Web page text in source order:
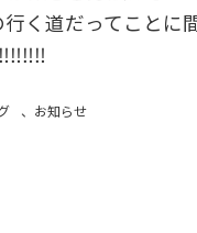
く道だってこと
、 お知らせ